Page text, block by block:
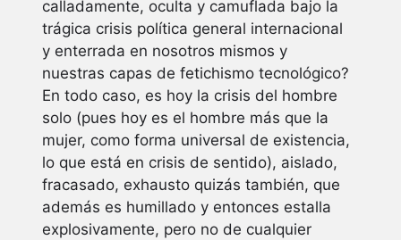
calladamente, oculta y camuflada bajo la
trágica crisis política general internacional
y enterrada en nosotros mismos y
nuestras capas de fetichismo tecnológico?
En todo caso, es hoy la crisis del hombre
solo (pues hoy es el hombre más que la
mujer, como forma universal de existencia,
lo que está en crisis de sentido), aislado,
fracasado, exhausto quizás también, que
además es humillado y entonces estalla
explosivamente, pero no de cualquier